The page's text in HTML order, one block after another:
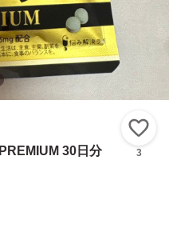
30日分
3